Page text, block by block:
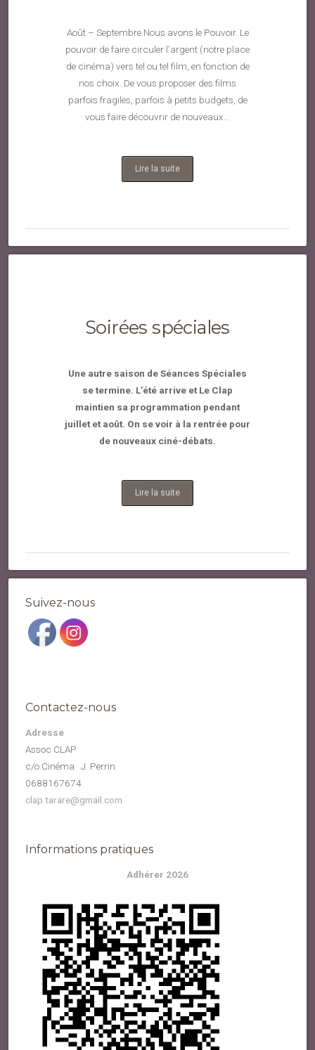
Août – Septembre Nous avons le Pouvoir. Le
pouvoir de faire circuler l’argent (notre place
de cinéma) vers tel ou tel film, en fonction de
nos choix. De vous proposer des films
parfois fragiles, parfois à petits budgets, de
vous faire découvrir de nouveaux…
Lire la suite
Soirées spéciales
Une autre saison de Séances Spéciales
se termine. L’été arrive et Le Clap
maintien sa programmation pendant
juillet et août. On se voir à la rentrée pour
de nouveaux ciné-débats.
Lire la suite
Suivez-nous
Contactez-nous
Adresse
Assoc CLAP
c/o Cinéma J. Perrin
0688167674
clap.tarare@gmail.com
Informations pratiques
Adhérer 2026